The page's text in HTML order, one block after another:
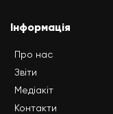
Інформація
Про нас
Звіти
Медіакіт
Контакти